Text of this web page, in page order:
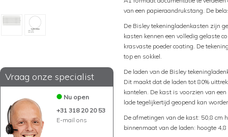
Vraag onze specialist
Nu open
+31 318 20 20 53
E-mail ons
van een papieraandrukstang. De
De Bisley tekeningladenkasten zijn
kasten kennen een volledig gelaste
krasvaste poeder coating. De
top en sokkel.
De laden van de Bisley
Dit maakt dat de laden tot 80%
kantelen. De kast is voorzien van
lade tegelijkertijd geopend kan
De afmetingen van de kast: 50,8 cm
binnenmaat van de laden: hoogte